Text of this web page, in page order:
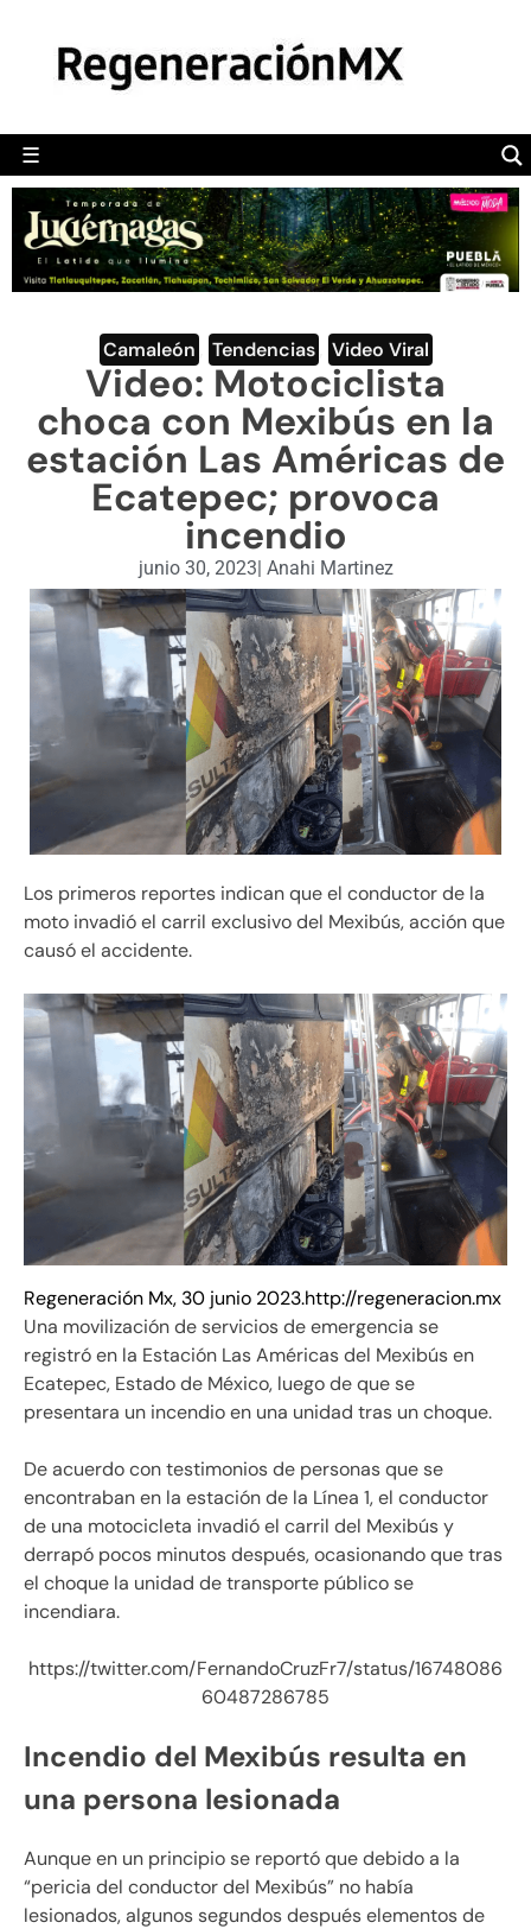
☰
POLÍTICA
CAMALEÓN
OPINIÓN
DEPORTES
ENGLISH SECTION
VIDEOS
Camaleón Tendencias Video Viral
Video: Motociclista
choca con Mexibús en la
estación Las Américas de
Ecatepec; provoca
incendio
junio 30, 2023| Anahi Martinez
Los primeros reportes indican que el conductor de la
moto invadió el carril exclusivo del Mexibús, acción que
causó el accidente.
Regeneración Mx, 30 junio 2023.http://regeneracion.mx
Una movilización de servicios de emergencia se
registró en la Estación Las Américas del Mexibús en
Ecatepec, Estado de México, luego de que se
presentara un incendio en una unidad tras un choque.
De acuerdo con testimonios de personas que se
encontraban en la estación de la Línea 1, el conductor
de una motocicleta invadió el carril del Mexibús y
derrapó pocos minutos después, ocasionando que tras
el choque la unidad de transporte público se
incendiara.
https://twitter.com/FernandoCruzFr7/status/16748086
60487286785
Incendio del Mexibús resulta en
una persona lesionada
Aunque en un principio se reportó que debido a la
“pericia del conductor del Mexibús” no había
lesionados, algunos segundos después elementos de